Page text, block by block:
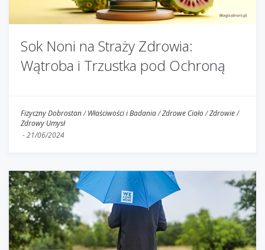
Sok Noni na Straży Zdrowia:
Wątroba i Trzustka pod Ochroną
Fizyczny Dobrostan/Właściwości i Badania/Zdrowe Ciało/Zdrowie/
Zdrowy Umysł
-21/06/2024